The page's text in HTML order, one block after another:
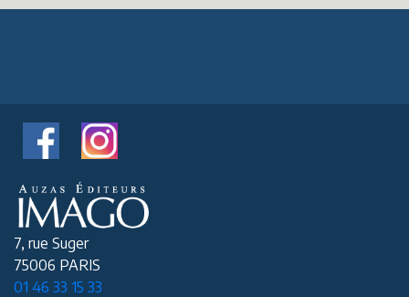
7, rue Suger
75006 PARIS
01 46 33 15 33